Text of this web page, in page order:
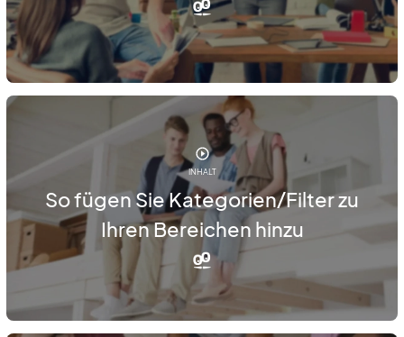
INHALT
So fügen Sie Kategorien/Filter zu
Ihren Bereichen hinzu